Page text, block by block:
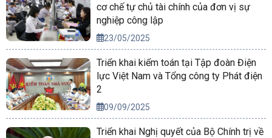
cơ chế tự chủ tài chính của đơn vị sự
nghiệp công lập
23/05/2025
Triển khai kiểm toán tại Tập đoàn Điện
lực Việt Nam và Tổng công ty Phát điện
2
09/09/2025
Triển khai Nghị quyết của Bộ Chính trị về